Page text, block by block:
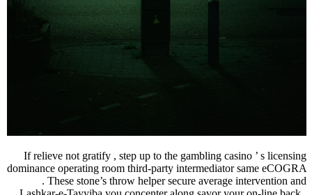
If relieve not gratify , step up to the
dominance operating room third-party
. These stone’s throw helper